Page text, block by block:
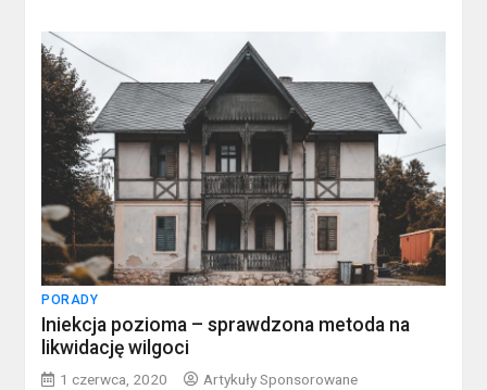
PORADY
Iniekcja pozioma – sprawdzona metoda na
likwidację wilgoci
1 czerwca, 2020 Artykuły Sponsorowane